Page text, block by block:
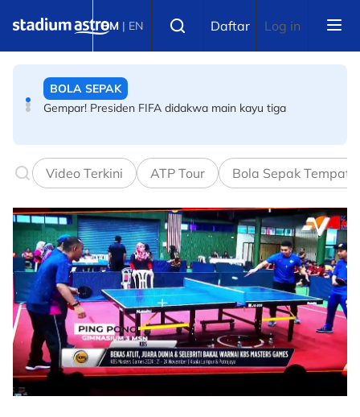
BM | EN Daftar Log in
Gempar! Presiden FIFA didakwa main kayu tiga
BOLA SEPAK
Kelab Liga Super lancar jelajah konvoi Semenanjung
Video Terkini ATP Tour Bola Sepak